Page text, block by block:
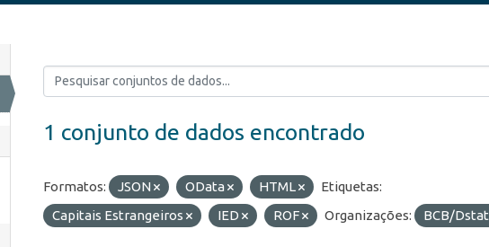
1 conjunto de dados encontrado
Formatos: JSON OData HTML
Etiquetas:
Capitais Estrangeiros
IED ROF Organizações: BCB/Dstat